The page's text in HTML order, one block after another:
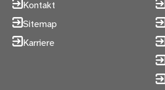
Kontakt
Sitemap
Karriere